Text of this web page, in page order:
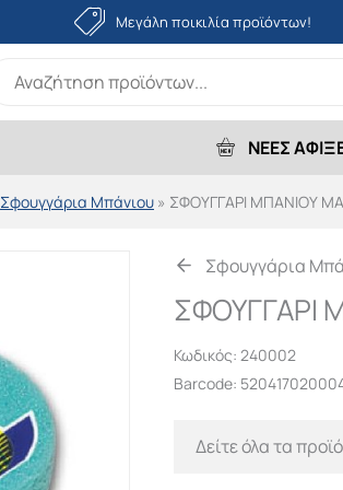
Μεγάλη ποικιλία προϊόντων!
ΝΕΕΣ
Σφουγγάρια Μπάνιου » ΣΦΟΥΓΓΑΡΙ ΜΠΑΝΙΟΥ
Σφουγγάρια
ΣΦΟΥΓΓΑΡΙ
Κωδικός: 240002
Barcode:
Δείτε όλα τα